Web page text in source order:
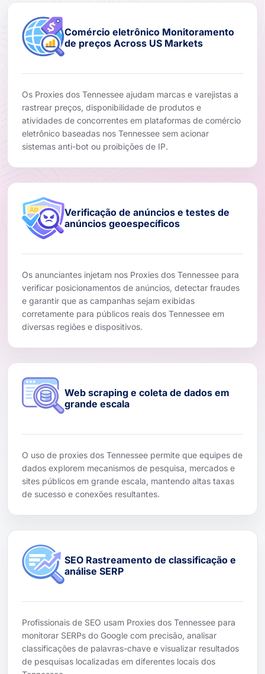
Comércio eletrônico Monitoramento
de preços Across US Markets
Os Proxies dos Tennessee ajudam marcas e varejistas a
rastrear preços, disponibilidade de produtos e
atividades de concorrentes em plataformas de comércio
eletrônico baseadas nos Tennessee sem acionar
sistemas anti-bot ou proibições de IP.
Verificação de anúncios e testes de
anúncios geoespecíficos
Os anunciantes injetam nos Proxies dos Tennessee para
verificar posicionamentos de anúncios, detectar fraudes
e garantir que as campanhas sejam exibidas
corretamente para públicos reais dos Tennessee em
diversas regiões e dispositivos.
Web scraping e coleta de dados em
grande escala
O uso de proxies dos Tennessee permite que equipes de
dados explorem mecanismos de pesquisa, mercados e
sites públicos em grande escala, mantendo altas taxas
de sucesso e conexões resultantes.
SEO Rastreamento de classificação e
análise SERP
Profissionais de SEO usam Proxies dos Tennessee para
monitorar SERPs do Google com precisão, analisar
classificações de palavras-chave e visualizar resultados
de pesquisas localizadas em diferentes locais dos